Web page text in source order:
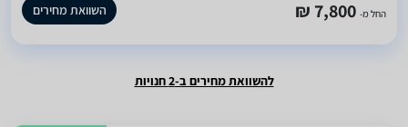
החל מ- 7,800 ₪ השוואת מחירים
להשוואת מחירים ב-2 חנויות